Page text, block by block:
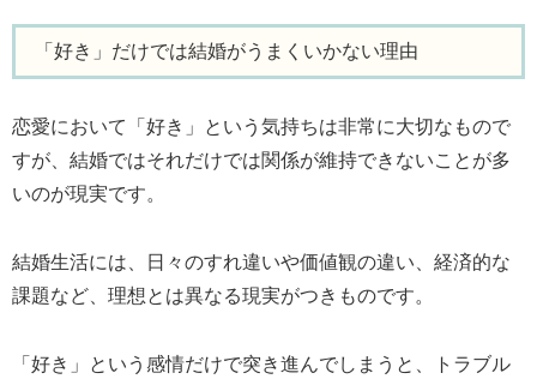
「好き」だけでは結婚がうまくいかない理由
恋愛において「好き」という気持ちは非常に大切なもので
すが、結婚ではそれだけでは関係が維持できないことが多
いのが現実です。
結婚生活には、日々のすれ違いや価値観の違い、経済的な
課題など、理想とは異なる現実がつきものです。
「好き」という感情だけで突き進んでしまうと、トラブル